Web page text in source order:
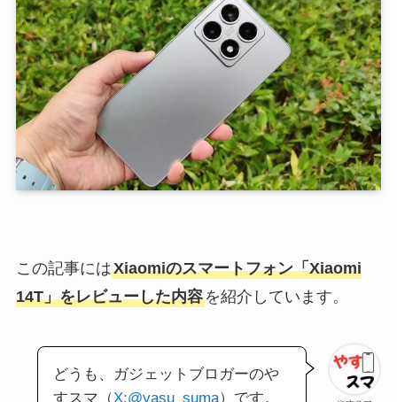
この記事にはXiaomiのスマートフォン「Xiaomi
14T」をレビューした内容を紹介しています。
どうも、ガジェットブロガーのや
すスマ（X:@yasu_suma）です。